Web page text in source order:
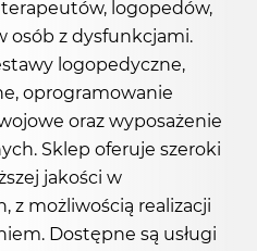
logopedów,
osób z dysfunkcjami.
logopedyczne,
oprogramowanie
oraz wyposażenie
Sklep oferuje szeroki
jakości w
z możliwością realizacji
Dostępne są usługi